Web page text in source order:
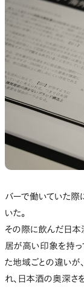
バーで働いていた際
いた。
その際に飲んだ日本
居が高い印象を持っ
た地域ごとの違いが
れ、日本酒の奥深さ